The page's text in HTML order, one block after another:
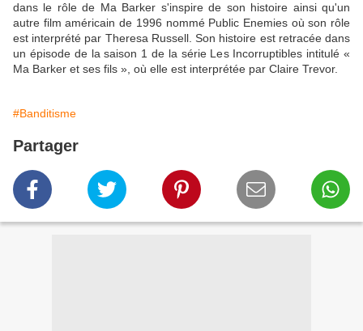
dans le rôle de Ma Barker s'inspire de son histoire ainsi qu'un
autre film américain de 1996 nommé Public Enemies où son rôle
est interprété par Theresa Russell. Son histoire est retracée dans
un épisode de la saison 1 de la série Les Incorruptibles intitulé «
Ma Barker et ses fils », où elle est interprétée par Claire Trevor.
#Banditisme
Partager